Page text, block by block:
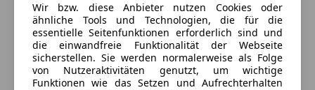
Wir bzw. diese Anbieter nutzen Cookies oder
ähnliche Tools und Technologien, die für die
essentielle Seitenfunktionen erforderlich sind und
die einwandfreie Funktionalität der Webseite
sicherstellen. Sie werden normalerweise als Folge
von Nutzeraktivitäten genutzt, um wichtige
Funktionen wie das Setzen und Aufrechterhalten